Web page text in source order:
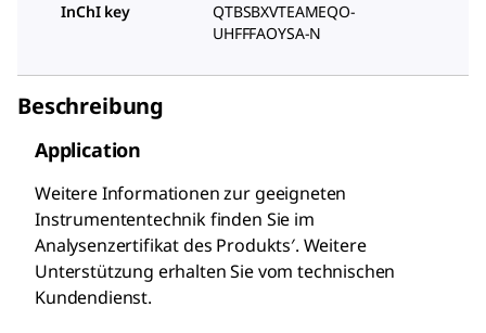
InChI key
QTBSBXVTEAMEQO-
UHFFFAOYSA-N
Beschreibung
Application
Weitere Informationen zur geeigneten
Instrumententechnik finden Sie im
Analysenzertifikat des Produkts′. Weitere
Unterstützung erhalten Sie vom technischen
Kundendienst.